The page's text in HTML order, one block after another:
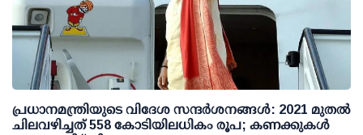
പ്രധാനമന്ത്രിയുടെ വിദേശ സന്ദർശനങ്ങൾ: 2021 മുതൽ
ചിലവഴിച്ചത് 558 കോടിയിലധികം രൂപ; കണക്കുകൾ